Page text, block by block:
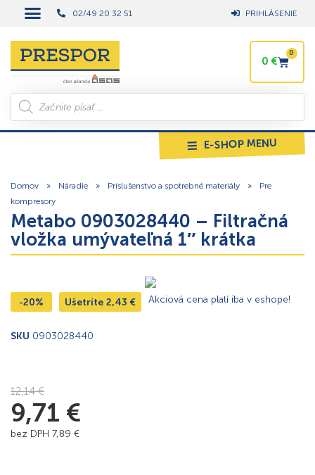
02/49 20 32 51 PRIHLÁSENIE
0 €
0
E-SHOP MENU
Domov » Náradie » Príslušenstvo a spotrebné materiály »
Pre
kompresory
Metabo 0903028440 – Filtračná
vložka umývateľná 1″ krátka
-20% Ušetríte 2,43 € Akciová cena platí iba v eshope!
SKU 0903028440
12,14€
9,71 €
bez DPH 7,89 €